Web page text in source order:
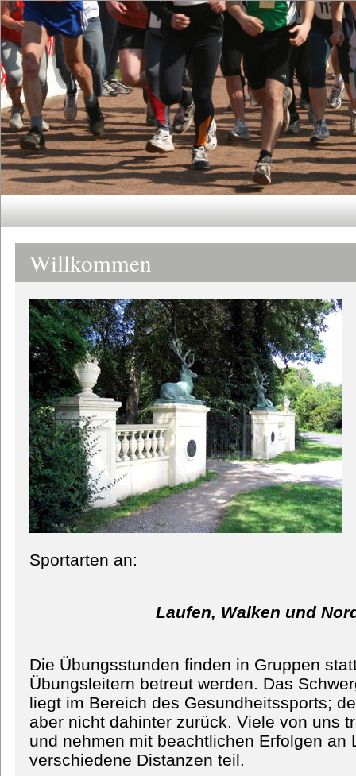
Willkommen
Sportarten an:
Laufen, Walken und
Die Übungsstunden finden in Gruppen
Übungsleitern betreut werden. Das
liegt im Bereich des Gesundheitssports;
aber nicht dahinter zurück. Viele von uns
und nehmen mit beachtlichen Erfolgen an
verschiedene Distanzen teil.